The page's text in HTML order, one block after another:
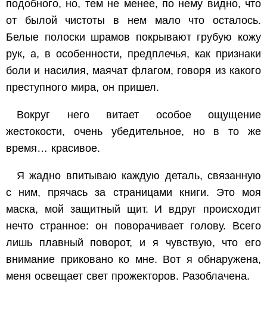
подобного, но, тем не менее, по нему видно, что
от былой чистоты в нем мало что осталось.
Белые полоски шрамов покрывают грубую кожу
рук, а, в особенности, предплечья, как признаки
боли и насилия, маячат флагом, говоря из какого
преступного мира, он пришел.
Вокруг него витает особое ощущение
жестокости, очень убедительное, но в то же
время… красивое.
Я жадно впитываю каждую деталь, связанную
с ним, прячась за страницами книги. Это моя
маска, мой защитный щит. И вдруг происходит
нечто странное: он поворачивает голову. Всего
лишь плавный поворот, и я чувствую, что его
внимание приковано ко мне. Вот я обнаружена,
меня освещает свет прожекторов. Разоблачена.